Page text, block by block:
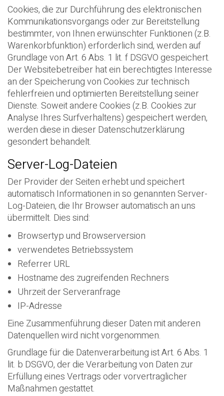
Cookies, die zur Durchführung des elektronischen
Kommunikationsvorgangs oder zur Bereitstellung
bestimmter, von Ihnen erwünschter Funktionen (z.B.
Warenkorbfunktion) erforderlich sind, werden auf
Grundlage von Art. 6 Abs. 1 lit. f DSGVO gespeichert.
Der Websitebetreiber hat ein berechtigtes Interesse
an der Speicherung von Cookies zur technisch
fehlerfreien und optimierten Bereitstellung seiner
Dienste. Soweit andere Cookies (z.B. Cookies zur
Analyse Ihres Surfverhaltens) gespeichert werden,
werden diese in dieser Datenschutzerklärung
gesondert behandelt.
Server-Log-Dateien
Der Provider der Seiten erhebt und speichert
automatisch Informationen in so genannten Server-
Log-Dateien, die Ihr Browser automatisch an uns
übermittelt. Dies sind:
Browsertyp und Browserversion
verwendetes Betriebssystem
Referrer URL
Hostname des zugreifenden Rechners
Uhrzeit der Serveranfrage
IP-Adresse
Eine Zusammenführung dieser Daten mit anderen
Datenquellen wird nicht vorgenommen.
Grundlage für die Datenverarbeitung ist Art. 6 Abs. 1
lit. b DSGVO, der die Verarbeitung von Daten zur
Erfüllung eines Vertrags oder vorvertraglicher
Maßnahmen gestattet.